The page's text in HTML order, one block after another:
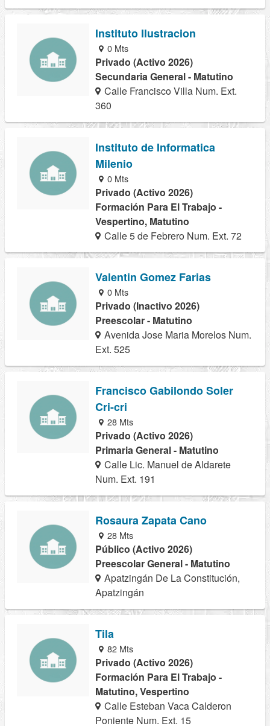
Instituto Ilustracion
0 Mts
Privado (Activo 2026)
Secundaria General - Matutino
Calle Francisco Villa Num. Ext.
360
Instituto de Informatica
Milenio
0 Mts
Privado (Activo 2026)
Formación Para El Trabajo -
Vespertino, Matutino
Calle 5 de Febrero Num. Ext. 72
Valentin Gomez Farias
0 Mts
Privado (Inactivo 2026)
Preescolar - Matutino
Avenida Jose Maria Morelos Num.
Ext. 525
Francisco Gabilondo Soler
Cri-cri
28 Mts
Privado (Activo 2026)
Primaria General - Matutino
Calle Lic. Manuel de Aldarete
Num. Ext. 191
Rosaura Zapata Cano
28 Mts
Público (Activo 2026)
Preescolar General - Matutino
Apatzingán De La Constitución,
Apatzingán
Tila
82 Mts
Privado (Activo 2026)
Formación Para El Trabajo -
Matutino, Vespertino
Calle Esteban Vaca Calderon
Poniente Num. Ext. 15